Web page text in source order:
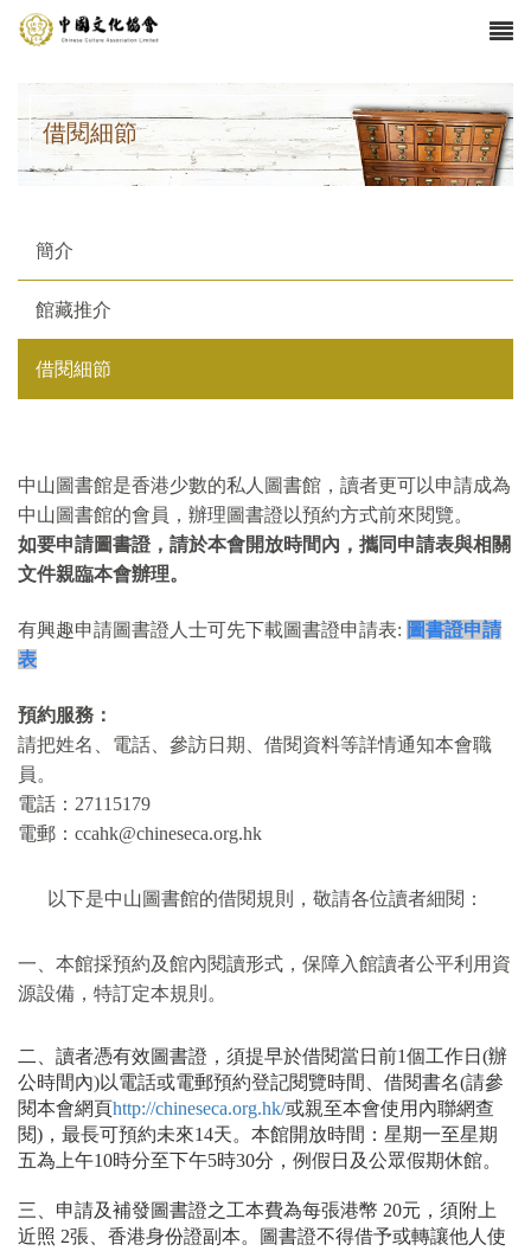
借閱細節
簡介
館藏推介
借閱細節
中山圖書館是香港少數的私人圖書館，讀者更可以申請成為
中山圖書館的會員，辦理圖書證以預約方式前來閱覽。
如要申請圖書證，請於本會開放時間內，攜同申請表與相關
文件親臨本會辦理。
有興趣申請圖書證人士可先下載圖書證申請表: 圖書證申請
表
預約服務：
請把姓名、電話、參訪日期、借閱資料等詳情通知本會職
員。
電話：27115179
電郵：ccahk@chineseca.org.hk
以下是中山圖書館的借閱規則，敬請各位讀者細閱：
一、本館採預約及館內閱讀形式，保障入館讀者公平利用資
源設備，特訂定本規則。
二、讀者憑有效圖書證，須提早於借閱當日前1個工作日(辦
公時間內)以電話或電郵預約登記閱覽時間、借閱書名(請參
閱本會網頁http://chineseca.org.hk/或親至本會使用內聯網查
閱)，最長可預約未來14天。本館開放時間：星期一至星期
五為上午10時分至下午5時30分，例假日及公眾假期休館。
三、申請及補發圖書證之工本費為每張港幣 20元，須附上
近照 2張、香港身份證副本。圖書證不得借予或轉讓他人使